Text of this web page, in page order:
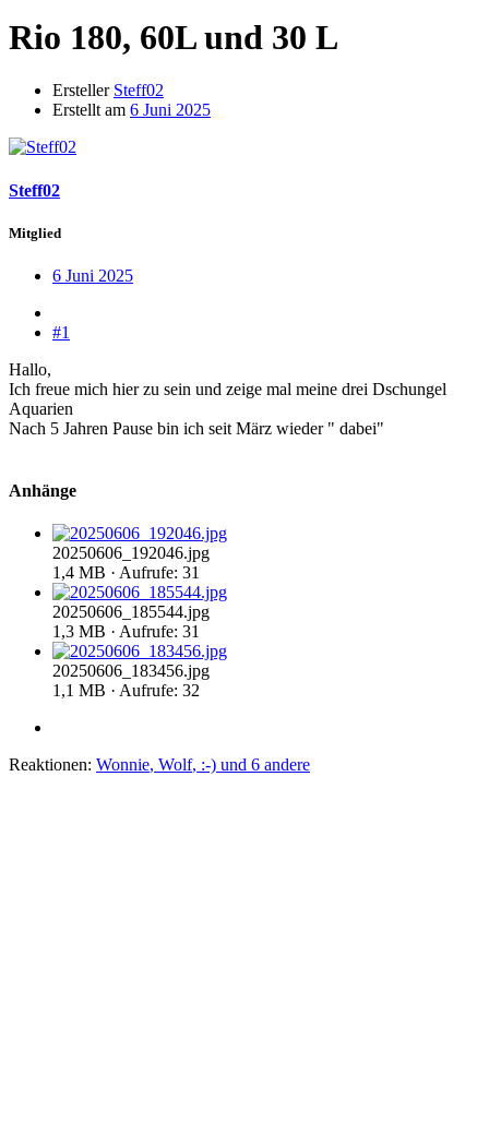
Rio 180, 60L und 30 L
Ersteller Steff02
Erstellt am 6 Juni 2025
Steff02
Mitglied
6 Juni 2025
#1
Hallo,
Ich freue mich hier zu sein und zeige mal meine drei Dschungel
Aquarien
Nach 5 Jahren Pause bin ich seit März wieder " dabei"
Anhänge
20250606_192046.jpg
1,4 MB · Aufrufe: 31
20250606_185544.jpg
1,3 MB · Aufrufe: 31
20250606_183456.jpg
1,1 MB · Aufrufe: 32
Reaktionen: Wonnie, Wolf, :-) und 6 andere